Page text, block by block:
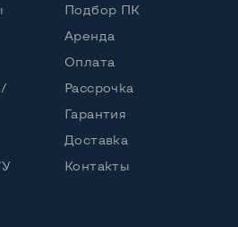
(базовая-максимальная)
GHz)
DDR3
2,5" или HDD
Подбор ПК
Аренда
Оплата
Рассрочка
Гарантия
Доставка
Контакты